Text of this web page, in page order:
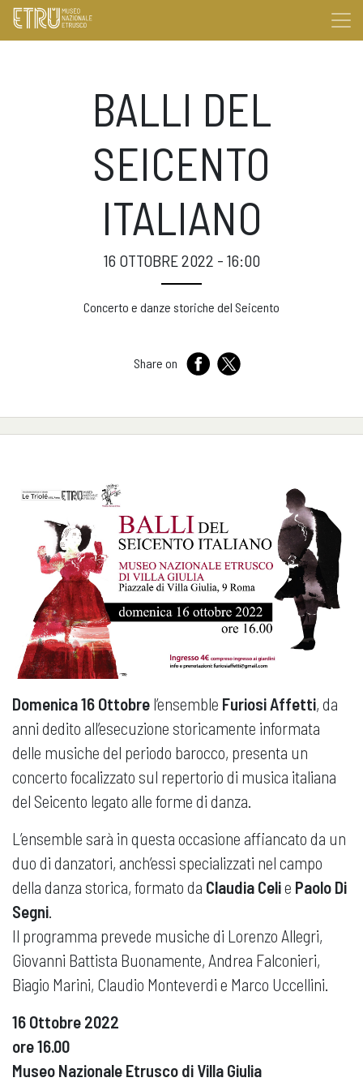
BALLI DEL
SEICENTO
ITALIANO
16 OTTOBRE 2022 - 16:00
Concerto e danze storiche del Seicento
Share on
Domenica 16 Ottobre l’ensemble Furiosi Affetti, da
anni dedito all’esecuzione storicamente informata
delle musiche del periodo barocco, presenta un
concerto focalizzato sul repertorio di musica italiana
del Seicento legato alle forme di danza.
L’ensemble sarà in questa occasione affiancato da un
duo di danzatori, anch’essi specializzati nel campo
della danza storica, formato da Claudia Celie Paolo Di
Segni.
Il programma prevede musiche di Lorenzo Allegri,
Giovanni Battista Buonamente, Andrea Falconieri,
Biagio Marini, Claudio Monteverdi e Marco Uccellini.
16 Ottobre 2022
ore 16.00
Museo Nazionale Etrusco di Villa Giulia